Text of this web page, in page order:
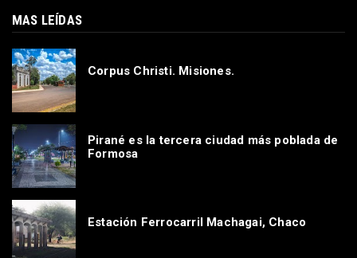
MAS LEÍDAS
Corpus Christi. Misiones.
Pirané es la tercera ciudad más poblada de
Formosa
Estación Ferrocarril Machagai, Chaco